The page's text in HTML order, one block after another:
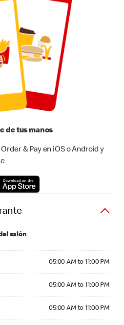
de tus manos
& Pay en iOS o Android y
salón
05:00 AM to 11:00 PM
05:00 AM to 11:00 PM
05:00 AM to 11:00 PM